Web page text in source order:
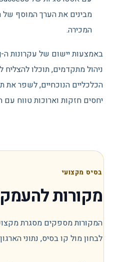
מבינים את הערך המוסף
המכירה.
ניהול מתקדמים, תוכלו
הכלכליים הנוכחיים, לשפר את
יחסים חזקות וארוכות טווח
בסיס מקצועי
מקורות
המקורות מספקים מסגרת
לבחון מול קו בסיס, נתוני